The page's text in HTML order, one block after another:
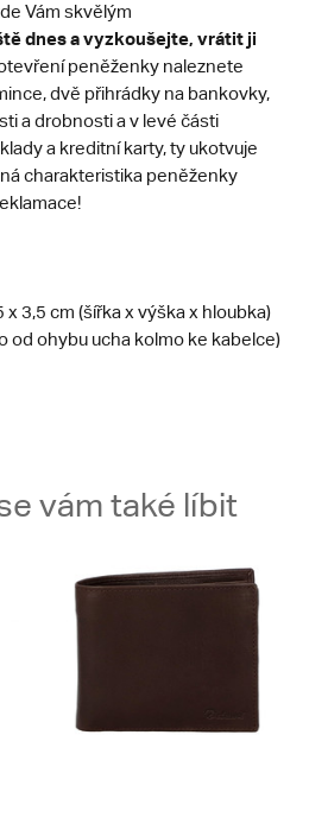
Vám skvělým
dnes a vyzkoušejte, vrátit ji
peněženky naleznete
dvě přihrádky na bankovky,
a drobnosti a v levé části
a kreditní karty, ty ukotvuje
charakteristika peněženky
x 3,5 cm (šířka x výška x hloubka)
od ohybu ucha kolmo ke kabelce)
vám také líbit